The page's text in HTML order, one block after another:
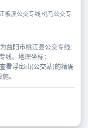
板溪公交专线;桃马公交专
益阳市桃江县公交专线;
。地理坐标：
看浮邱山(公交站)的精确
。